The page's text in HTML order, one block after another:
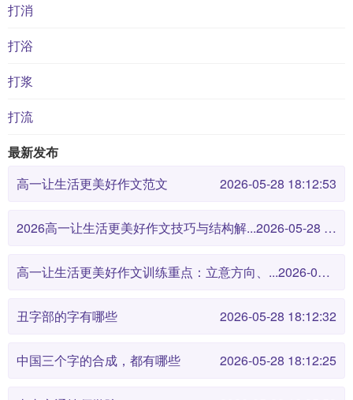
打消
打浴
打浆
打流
最新发布
高一让生活更美好作文范文
2026-05-28 18:12:53
2026高一让生活更美好作文技巧与结构解... 2026-05-28 18:12:46
高一让生活更美好作文训练重点：立意方向、... 2026-05-28 18:12:38
丑字部的字有哪些 2026-05-28 18:12:32
中国三个字的合成，都有哪些 2026-05-28 18:12:25